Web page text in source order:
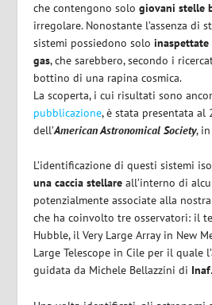
che contengono solo giovani stelle
irregolare. Nonostante l’assenza di
sistemi possiedono solo
gas, che sarebbero, secondo i
bottino di una rapina cosmica.
La scoperta, i cui risultati sono
pubblicazione, è stata presentata al
dell’American Astronomical Society,
L’identificazione di questi sistemi
una caccia stellare all’interno di
potenzialmente associate alla
che ha coinvolto tre osservatori: il
Hubble, il Very Large Array in New
Large Telescope in Cile per il quale
guidata da Michele Bellazzini di Inaf.